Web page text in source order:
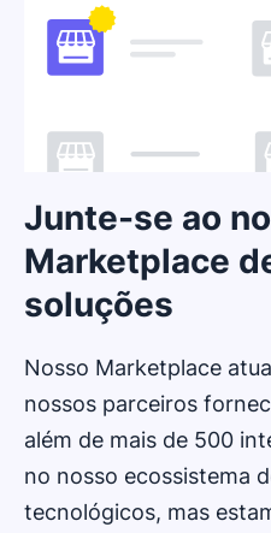
Junte-se ao
Marketplace
soluções
Nosso Marketplace
nossos parceiros
além de mais de 500
no nosso ecossistema
tecnológicos, mas